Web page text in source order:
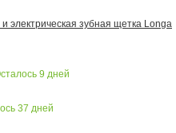
электрическая зубная щетка Longa
9 дней
37 дней